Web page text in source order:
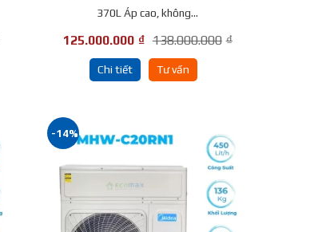
370L Áp cao, không...
125.000.000 ₫ 138.000.000 ₫
Chi tiết Tư vấn
-14%